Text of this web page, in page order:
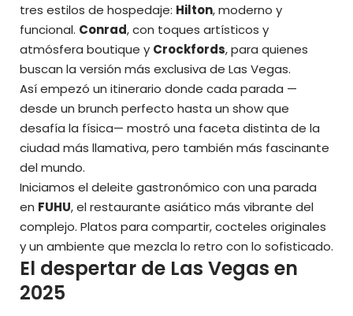
tres estilos de hospedaje: Hilton, moderno y
funcional. Conrad, con toques artísticos y
atmósfera boutique y Crockfords, para quienes
buscan la versión más exclusiva de Las Vegas.
Así empezó un itinerario donde cada parada —
desde un brunch perfecto hasta un show que
desafía la física— mostró una faceta distinta de la
ciudad más llamativa, pero también más fascinante
del mundo.
Iniciamos el deleite gastronómico con una parada
en FUHU, el restaurante asiático más vibrante del
complejo. Platos para compartir, cocteles originales
yun ambiente que mezcla lo retro con lo sofisticado.
El despertar de Las Vegas en
2025